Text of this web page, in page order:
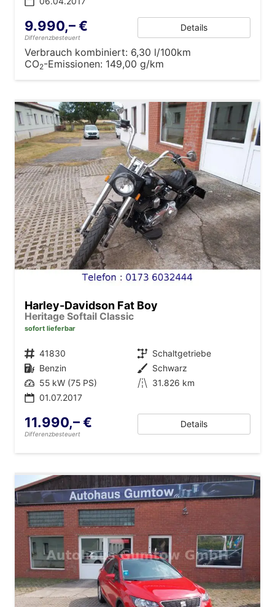
9.990,– €
Differenzbesteuert
Details
Verbrauch kombiniert: 6,30 l/100km
CO2-Emissionen: 149,00 g/km
Harley-Davidson Fat Boy
Heritage Softail Classic
sofort lieferbar
Fahrzeugnr. 41830 Getriebe Schaltgetriebe
Kraftstoff Benzin Außenfarbe Schwarz
Leistung 55 kW (75 PS) Kilometerstand 31.826 km
01.07.2017
11.990,– €
Differenzbesteuert
Details